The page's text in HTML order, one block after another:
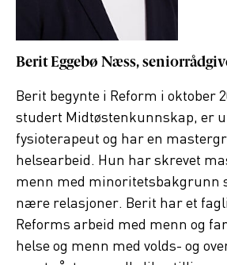
Berit Eggebø Næss,
Berit begynte i Reform i oktober
studert Midtøstenkunnskap, er
fysioterapeut og har en
helsearbeid. Hun har skrevet
menn med minoritetsbakgrunn
nære relasjoner. Berit har et
Reforms arbeid med menn og
helse og menn med volds- og